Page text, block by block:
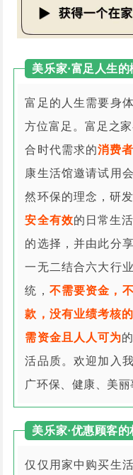
美乐家·富足人生的
富足的人生需要身
方位富足。富足之
合时代需求的消费
康生活馆邀请试用
然环保的理念，研
安全有效的日常生
的选择，并由此分
一无二结合六大行
统， 不需要资金，
款，没有业绩考核
需资金且人人可为
活品质。欢迎加入
广环保、健康、美丽
美乐家·优惠顾客的
仅仅用家中购买生